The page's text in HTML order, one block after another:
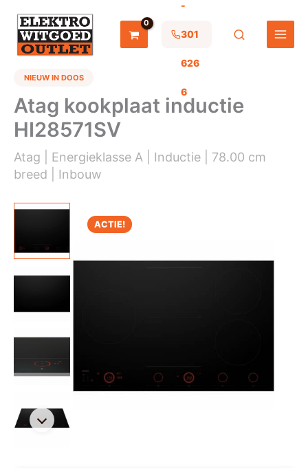
inhoud
-
301
626
6
NIEUW IN DOOS
Atag kookplaat inductie
HI28571SV
Atag | Energieklasse A | Inductie | 78.00 cm
breed | Inbouw
ACTIE!